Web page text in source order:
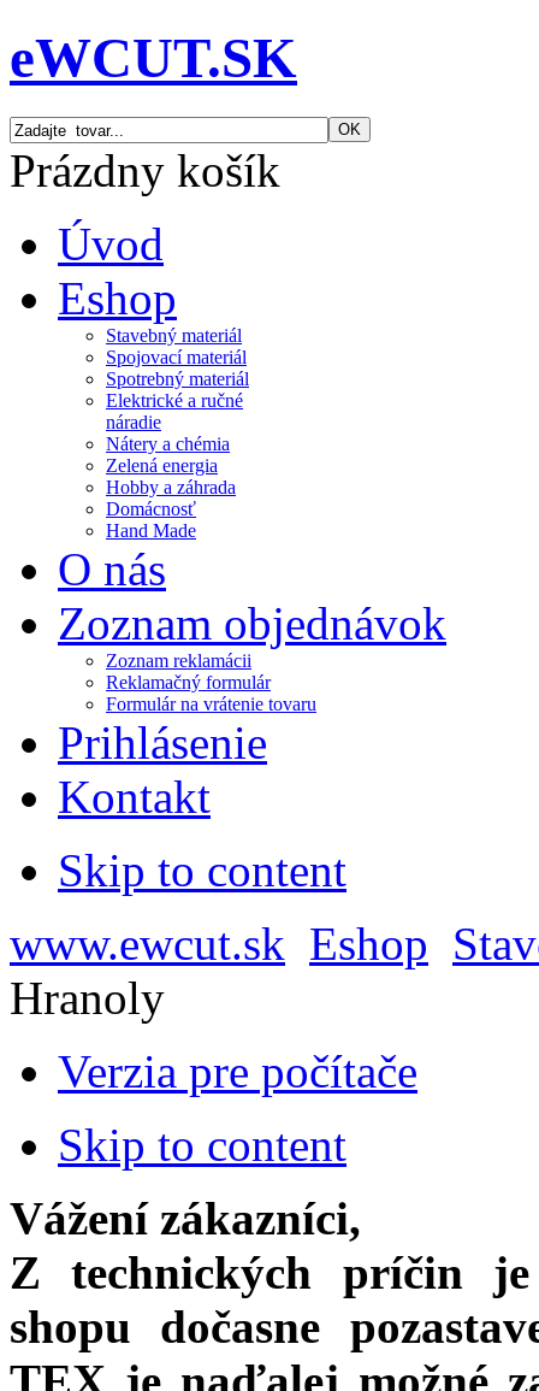
eWCUT.SK
Prázdny košík
Úvod
Eshop
Stavebný materiál
Spojovací materiál
Spotrebný materiál
Elektrické a ručné
náradie
Nátery a chémia
Zelená energia
Hobby a záhrada
Domácnosť
Hand Made
O nás
Zoznam objednávok
Zoznam reklamácii
Reklamačný formulár
Formulár na vrátenie tovaru
Prihlásenie
Kontakt
Skip to content
www.ewcut.sk Eshop
Hranoly
Verzia pre počítače
Skip to content
Vážení zákazníci,
Z technických príčin
shopu dočasne